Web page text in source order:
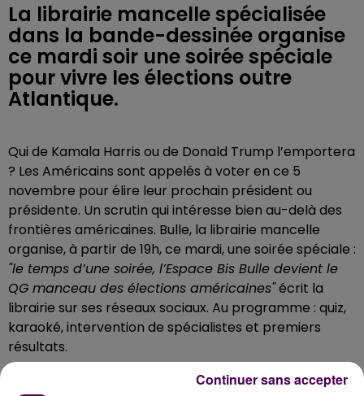
La librairie mancelle spécialisée
dans la bande-dessinée organise
ce mardi soir une soirée spéciale
pour vivre les élections outre
Atlantique.
Qui de Kamala Harris ou de Donald Trump l’emportera
? Les Américains sont appelés à voter en ce 5
novembre pour élire leur prochain président ou
présidente. Un scrutin qui intéresse bien au-delà des
frontières américaines. Bulle, la librairie mancelle
organise, à partir de 19h, ce mardi, une soirée spéciale :
"le temps d’une soirée, l’Espace Bis Bulle devient le
QG manceau des élections américaines"écrit la
librairie sur ses réseaux sociaux. Au programme : quiz,
karaoké, intervention de spécialistes et premiers
résultats.
Continuer sans accepter